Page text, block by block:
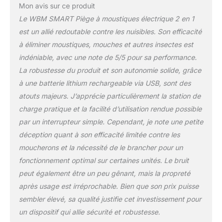
électrique intégrée :
intégrée, il suffit de la
mettre sur la base et de
l'allumer, les moustiques
voleront vers elle et
habitudes des
moustiques, utilisez des
perles de lumière violette
qui peuvent attirer les
moustiques et tuer
moustiques. Facile à
utiliser : ce zapper est
facile à nettoyer après
utilisation, en raison de
son design
monocouche, ne sera
pas coincé à l'intérieur.
Mon avis sur ce produit
Le WBM SMART Piège à moustiques électrique 2 en 1
est un allié redoutable contre les nuisibles. Son efficacité
à éliminer moustiques, mouches et autres insectes est
indéniable, avec une note de 5/5 pour sa performance.
La robustesse du produit et son autonomie solide, grâce
à une batterie lithium rechargeable via USB, sont des
atouts majeurs. J’apprécie particulièrement la station de
charge pratique et la facilité d’utilisation rendue possible
par un interrupteur simple. Cependant, je note une petite
déception quant à son efficacité limitée contre les
moucherons et la nécessité de le brancher pour un
fonctionnement optimal sur certaines unités. Le bruit
peut également être un peu gênant, mais la propreté
après usage est irréprochable. Bien que son prix puisse
sembler élevé, sa qualité justifie cet investissement pour
un dispositif qui allie sécurité et robustesse.